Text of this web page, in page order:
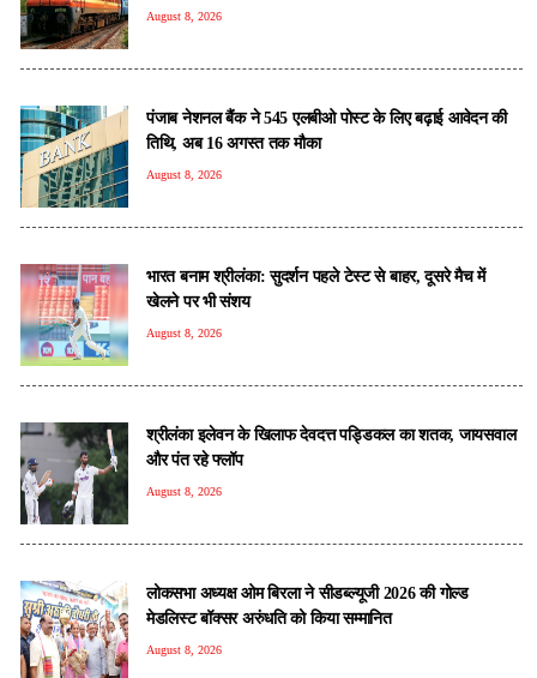
August 8, 2026
पंजाब नेशनल बैंक ने 545 एलबीओ पोस्ट के लिए बढ़ाई आवेदन की
तिथि, अब 16 अगस्त तक मौका
August 8, 2026
भारत बनाम श्रीलंका: सुदर्शन पहले टेस्ट से बाहर, दूसरे मैच में
खेलने पर भी संशय
August 8, 2026
श्रीलंका इलेवन के खिलाफ देवदत्त पड्डिकल का शतक, जायसवाल
और पंत रहे फ्लॉप
August 8, 2026
लोकसभा अध्यक्ष ओम बिरला ने सीडब्ल्यूजी 2026 की गोल्ड
मेडलिस्ट बॉक्सर अरुंधति को किया सम्मानित
August 8, 2026